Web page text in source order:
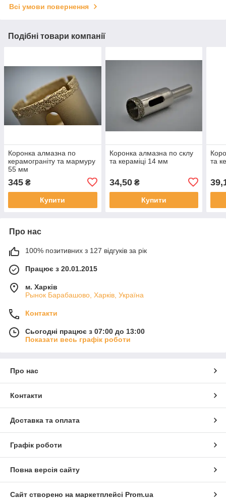
Всі умови повернення
Подібні товари компанії
Коронка алмазна по
керамограніту та мармуру
55 мм
345 ₴
Купити
Коронка алмазна по склу
та кераміці 14 мм
34,50₴
Купити
та
Про нас
100% позитивних з 127 відгуків за рік
Працює з 20.01.2015
м. Харків
Рынок Барабашово, Харків, Україна
Контакти
Сьогодні працює з 07:00 до 13:00
Показати весь графік роботи
Про нас
Контакти
Доставка та оплата
Графік роботи
Повна версія сайту
Сайт створено на маркетплейсі Prom.ua